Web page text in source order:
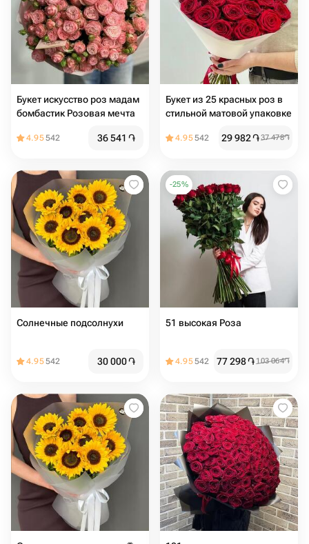
Букет искусство роз мадам
бомбастик Розовая мечта
4.95542 36 541 ֏
Букет из 25 красных роз в
стильной матовой упаковке
4.95542 29 982֏37 478֏
Солнечные подсолнухи
4.95542 30 000֏
-25%
51 высокая Роза
4.95542 77 298֏ 103 064֏